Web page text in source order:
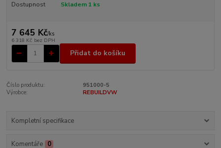
Dostupnost Skladem 1 ks
7 645 Kč/ks
6 318 Kč bez DPH
Přidat do košíku
Číslo produktu:
951000-5
Výrobce:
REBUILDVW
Kompletní specifikace
Komentáře 0